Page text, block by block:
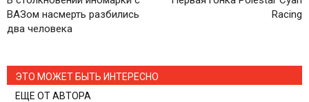
ВАЗом насмерть разбились
два человека
Racing
ЭТО МОЖЕТ БЫТЬ ИНТЕРЕСНО
ЕЩЕ ОТ АВТОРА